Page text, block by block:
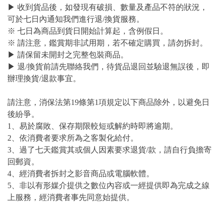
▶ 收到貨品後，如發現有破損、數量及產品不符的狀況，
可於七日內通知我們進行退/換貨服務。
※ 七日為商品到貨日開始計算起，含例假日。
※ 請注意，鑑賞期非試用期，若不確定購買，請勿拆封。
▶ 請保留未開封之完整包裝商品。
▶ 退/換貨前請先聯絡我們，待貨品退回並驗退無誤後，即
辦理換貨/退款事宜。
請注意，消保法第19條第1項規定以下商品除外，以避免日
後紛爭。
1、易於腐敗、保存期限較短或解約時即將逾期。
2、依消費者要求所為之客製化給付。
3、過了七天鑑賞其或個人因素要求退貨/款，請自行負擔寄
回郵資。
4、經消費者拆封之影音商品或電腦軟體。
5、非以有形媒介提供之數位內容或一經提供即為完成之線
上服務，經消費者事先同意始提供。